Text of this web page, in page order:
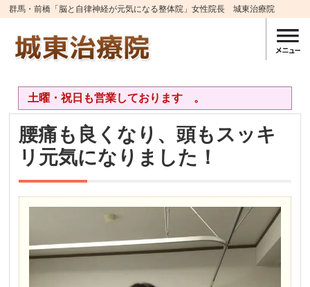
群馬・前橋「脳と自律神経が元気になる整体院」女性院長 城東治療院
土曜・祝日も営業しております 。
腰痛も良くなり、頭もスッキ
リ元気になりました！